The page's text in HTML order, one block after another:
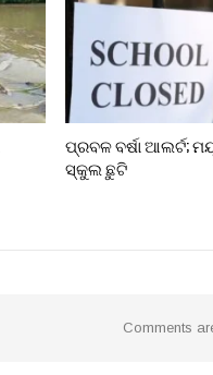
ପ୍ରବଳ ବର୍ଷା ଆଲର୍ଟ;
ସ୍କୁଲ ଛୁଟି
Comments